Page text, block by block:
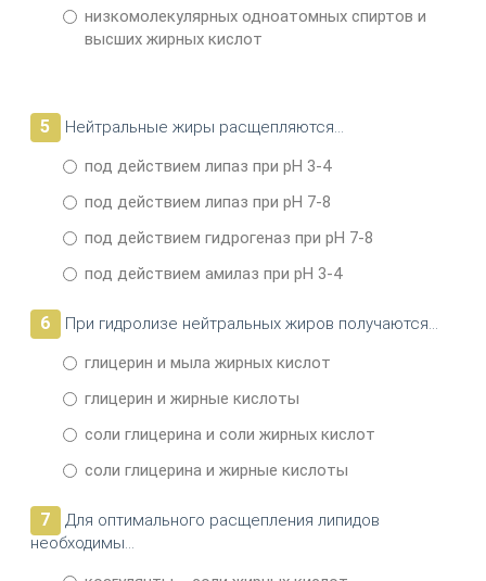
низкомолекулярных одноатомных спиртов и
высших жирных кислот
5
Нейтральные жиры расщепляются…
под действием липаз при pH 3-4
под действием липаз при pH 7-8
под действием гидрогеназ при pH 7-8
под действием амилаз при pH 3-4
6
При гидролизе нейтральных жиров получаются…
глицерин и мыла жирных кислот
глицерин и жирные кислоты
соли глицерина и соли жирных кислот
соли глицерина и жирные кислоты
7
Для оптимального расщепления липидов
необходимы…